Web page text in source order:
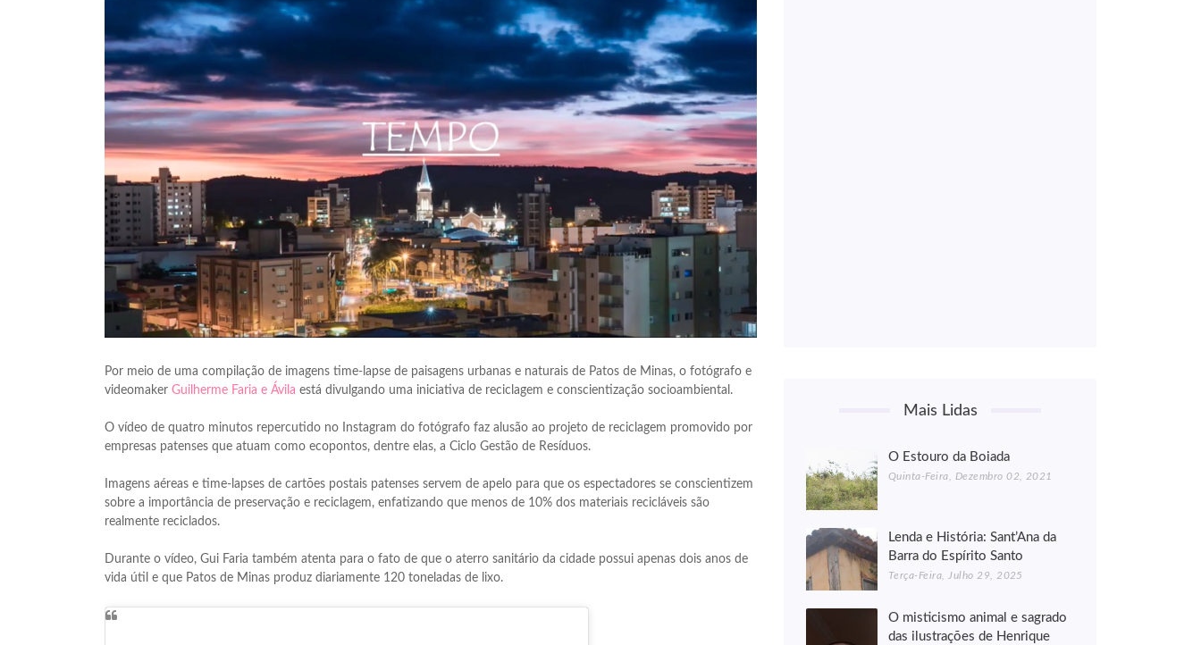
Por meio de uma compilação de imagens time-lapse de paisagens urbanas e naturais de Patos de Minas, o fotógrafo e
videomaker Guilherme Faria e Ávila está divulgando uma iniciativa de reciclagem e conscientização socioambiental.
O vídeo de quatro minutos repercutido no Instagram do fotógrafo faz alusão ao projeto de reciclagem promovido por
empresas patenses que atuam como ecopontos, dentre elas, a Ciclo Gestão de Resíduos.
Imagens aéreas e time-lapses de cartões postais patenses servem de apelo para que os espectadores se conscientizem
sobre a importância de preservação e reciclagem, enfatizando que menos de 10% dos materiais recicláveis são
realmente reciclados.
Durante o vídeo, Gui Faria também atenta para o fato de que o aterro sanitário da cidade possui apenas dois anos de
vida útil e que Patos de Minas produz diariamente 120 toneladas de lixo.
Mais Lidas
O Estouro da Boiada
Quinta-Feira, Dezembro 02, 2021
Lenda e História: Sant’Ana da
Barra do Espírito Santo
Terça-Feira, Julho 29, 2025
O misticismo animal e sagrado
das ilustrações de Henrique